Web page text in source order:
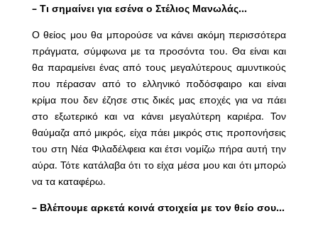
– Τι σημαίνει για εσένα ο Στέλιος Μανωλάς…
Ο θείος μου θα μπορούσε να κάνει ακόμη περισσότερα
πράγματα, σύμφωνα με τα προσόντα του. Θα είναι και
θα παραμείνει ένας από τους μεγαλύτερους αμυντικούς
που πέρασαν από το ελληνικό ποδόσφαιρο και είναι
κρίμα που δεν έζησε στις δικές μας εποχές για να πάει
στο εξωτερικό και να κάνει μεγαλύτερη καριέρα. Τον
θαύμαζα από μικρός, είχα πάει μικρός στις προπονήσεις
του στη Νέα Φιλαδέλφεια και έτσι νομίζω πήρα αυτή την
αύρα. Τότε κατάλαβα ότι το είχα μέσα μου και ότι μπορώ
να τα καταφέρω.
– Βλέπουμε αρκετά κοινά στοιχεία με τον θείο σου…